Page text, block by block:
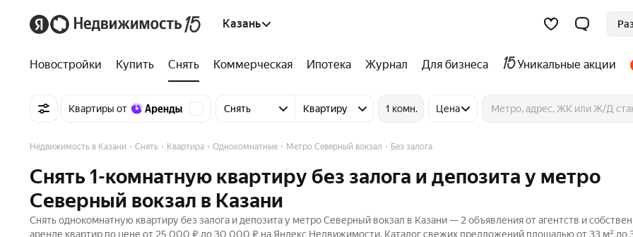
Казань
Новостройки Купить Снять Коммерческая Ипотека Журнал Для бизнеса Уникальные акции
Квартиры от Снять Квартиру 1 комн. Цена
Недвижимость в Казани Снять Квартира Однокомнатные Метро Северный вокзал Без залога
Снять 1-комнатную квартиру без залога и депозита у метро
Северный вокзал в Казани
Снять однокомнатную квартиру без залога и депозита у метро Северный вокзал в Казани — 2 объявления от агентств и
аренде квартир по цене от 25 000 ₽ до 30 000 ₽ на Яндекс Недвижимости. Каталог свежих предложений площадью от 33 м² до